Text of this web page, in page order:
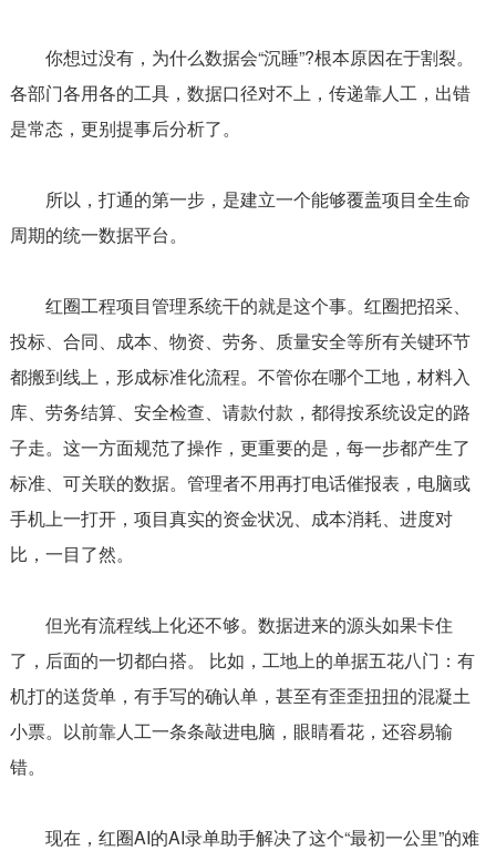
你想过没有，为什么数据会“沉睡”?根本原因在于割裂。
各部门各用各的工具，数据口径对不上，传递靠人工，出错
是常态，更别提事后分析了。
所以，打通的第一步，是建立一个能够覆盖项目全生命
周期的统一数据平台。
红圈工程项目管理系统干的就是这个事。红圈把招采、
投标、合同、成本、物资、劳务、质量安全等所有关键环节
都搬到线上，形成标准化流程。不管你在哪个工地，材料入
库、劳务结算、安全检查、请款付款，都得按系统设定的路
子走。这一方面规范了操作，更重要的是，每一步都产生了
标准、可关联的数据。管理者不用再打电话催报表，电脑或
手机上一打开，项目真实的资金状况、成本消耗、进度对
比，一目了然。
但光有流程线上化还不够。数据进来的源头如果卡住
了，后面的一切都白搭。 比如，工地上的单据五花八门：有
机打的送货单，有手写的确认单，甚至有歪歪扭扭的混凝土
小票。以前靠人工一条条敲进电脑，眼睛看花，还容易输
错。
现在，红圈AI的AI录单助手解决了这个“最初一公里”的难